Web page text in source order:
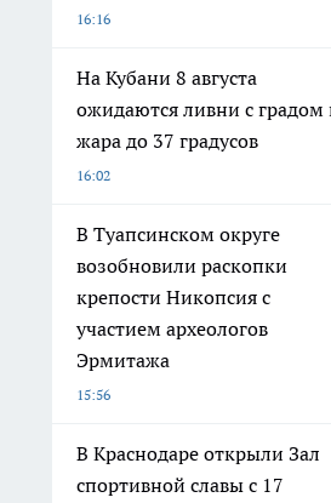
16:16
На Кубани 8 августа
ожидаются ливни с градом
жара до 37 градусов
16:02
В Туапсинском округе
возобновили раскопки
крепости Никопсия с
участием археологов
Эрмитажа
15:56
В Краснодаре открыли Зал
спортивной славы с 17